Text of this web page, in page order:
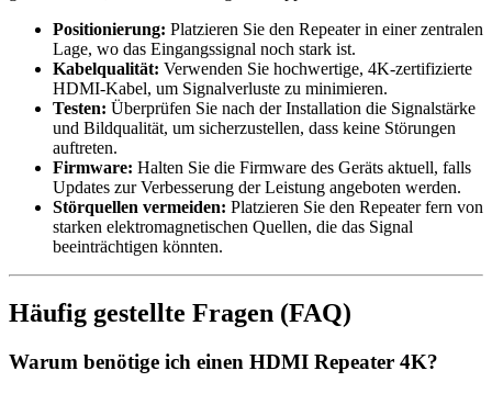
Positionierung: Platzieren Sie den Repeater in einer zentralen
Lage, wo das Eingangssignal noch stark ist.
Kabelqualität: Verwenden Sie hochwertige, 4K-zertifizierte
HDMI-Kabel, um Signalverluste zu minimieren.
Testen: Überprüfen Sie nach der Installation die Signalstärke
und Bildqualität, um sicherzustellen, dass keine Störungen
auftreten.
Firmware: Halten Sie die Firmware des Geräts aktuell, falls
Updates zur Verbesserung der Leistung angeboten werden.
Störquellen vermeiden: Platzieren Sie den Repeater fern von
starken elektromagnetischen Quellen, die das Signal
beeinträchtigen könnten.
Häufig gestellte Fragen (FAQ)
Warum benötige ich einen HDMI Repeater 4K?